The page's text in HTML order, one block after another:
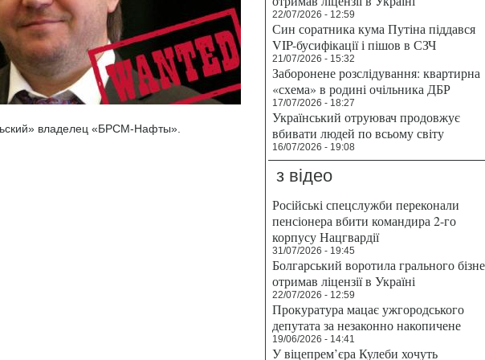
владелец «БРСМ-Нафты».
22/07/2026 - 12:59
Син соратника кума Путіна піддався
VIP-бусифікації і пішов в СЗЧ
21/07/2026 - 15:32
Заборонене розслідування: квартирна
«схема» в родині очільника ДБР
17/07/2026 - 18:27
Український отруювач продовжує
вбивати людей по всьому світу
16/07/2026 - 19:08
з відео
Російські спецслужби переконали
пенсіонера вбити командира 2-го
корпусу Нацгвардії
31/07/2026 - 19:45
Болгарський воротила грального
отримав ліцензії в Україні
22/07/2026 - 12:59
Прокуратура мацає ужгородського
депутата за незаконно накопичене
19/06/2026 - 14:41
У віцепрем’єра Кулеби хочуть